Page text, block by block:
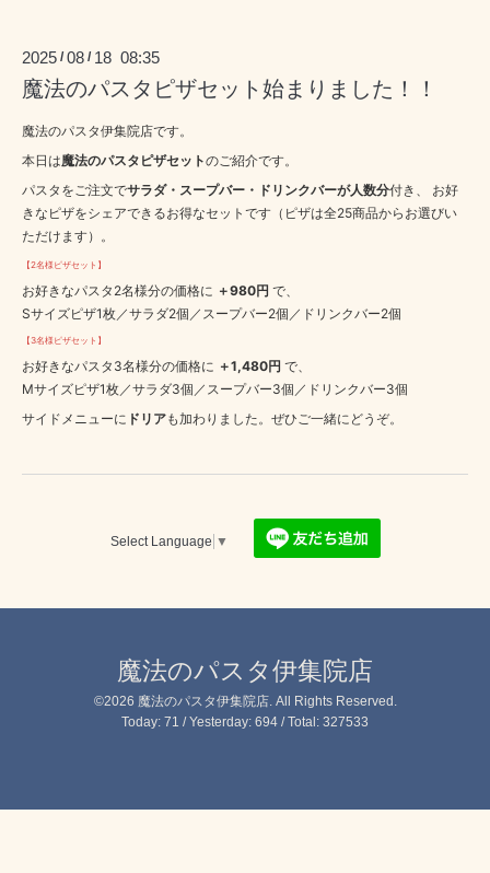
2025 /08 / 18 08:35
魔法のパスタピザセット始まりました！！
魔法のパスタ伊集院店です。
本日は魔法のパスタピザセットのご紹介です。
パスタをご注文でサラダ・スープバー・ドリンクバーが人数分付き、 お好
きなピザをシェアできるお得なセットです（ピザは全25商品からお選びい
ただけます）。
【2名様ピザセット】
お好きなパスタ2名様分の価格に ＋980円 で、
Sサイズピザ1枚／サラダ2個／スープバー2個／ドリンクバー2個
【3名様ピザセット】
お好きなパスタ3名様分の価格に ＋1,480円 で、
Mサイズピザ1枚／サラダ3個／スープバー3個／ドリンクバー3個
サイドメニューに ドリアも加わりました。ぜひご一緒にどうぞ。
Select Language ▼
魔法のパスタ伊集院店
©2026 魔法のパスタ伊集院店. All Rights Reserved.
Today: 71 / Yesterday: 694 / Total: 327533